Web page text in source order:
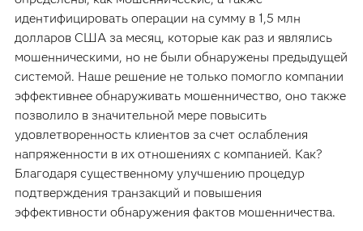
идентифицировать операции на сумму в 1,5 млн
долларов США за месяц, которые как раз и являлись
мошенническими, но не были обнаружены предыдущей
системой. Наше решение не только помогло компании
эффективнее обнаруживать мошенничество, оно также
позволило в значительной мере повысить
удовлетворенность клиентов за счет ослабления
напряженности в их отношениях с компанией. Как?
Благодаря существенному улучшению процедур
подтверждения транзакций и повышения
эффективности обнаружения фактов мошенничества.